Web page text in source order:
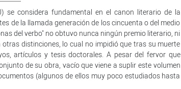
se considera fundamental en el canon literario de la
de la llamada generación de los cincuenta o del medio
del verbo" no obtuvo nunca ningún premio literario, ni
distinciones, lo cual no impidió que tras su muerte
artículos y tesis doctorales. A pesar del fervor que
de su obra, vacío que viene a suplir este volumen
(algunos de ellos muy poco estudiados hasta